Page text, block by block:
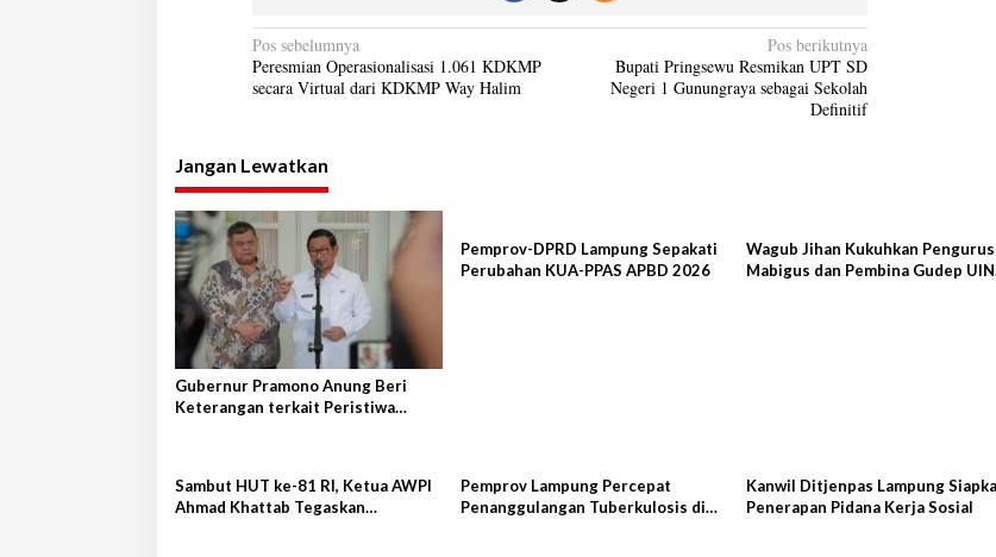
N
a
g
a
s
i
p
o
s
Pos sebelumnya
Peresmian Operasionalisasi 1.061 KDKMP
secara Virtual dari KDKMP Way Halim
Pos berikutnya
Bupati Pringsewu Resmikan UPT SD
Negeri 1 Gunungraya sebagai Sekolah
Definitif
Jangan Lewatkan
Gubernur Pramono Anung Beri
Keterangan terkait Peristiwa
Pemprov-DPRD Lampung Sepakati
Perubahan KUA-PPAS APBD 2026
Wagub Jihan Kukuhkan Pengurus
Mabigus dan Pembina Gudep UIN
Sambut HUT ke-81 RI, Ketua AWPI
Ahmad Khattab Tegaskan
Pemprov Lampung Percepat
Penanggulangan Tuberkulosis di
Kanwil Ditjenpas Lampung
Penerapan Pidana Kerja Sosial